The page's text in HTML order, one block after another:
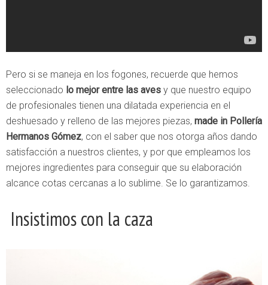
Pero si se maneja en los fogones, recuerde que hemos
seleccionado lo mejor entre las aves y que nuestro equipo
de profesionales tienen una dilatada experiencia en el
deshuesado y relleno de las mejores piezas, made in Pollería
Hermanos Gómez, con el saber que nos otorga años dando
satisfacción a nuestros clientes, y por que empleamos los
mejores ingredientes para conseguir que su elaboración
alcance cotas cercanas a lo sublime. Se lo garantizamos.
Insistimos con la caza